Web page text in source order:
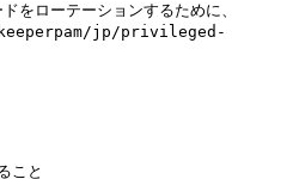
ローテーションするために、
ジ](/keeperpam/jp/privileged-
と